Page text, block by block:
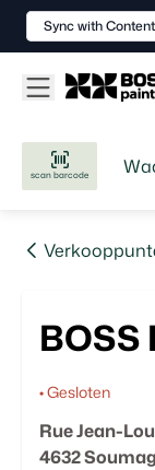
scan barcode
BOSS
•Gesloten
Rue Jean-
4632
Sync with